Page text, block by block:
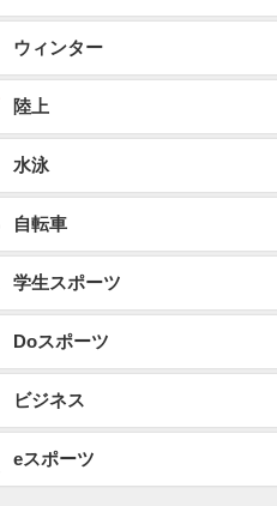
ウィンター
陸上
水泳
自転車
学生スポーツ
Doスポーツ
ビジネス
eスポーツ